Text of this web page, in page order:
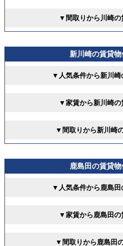
▼間取りから川崎
新川崎の賃貸
▼人気条件から新川
▼家賃から新川崎
▼間取りから新川崎
鹿島田の賃貸
▼人気条件から鹿島
▼家賃から鹿島田
▼間取りから鹿島田